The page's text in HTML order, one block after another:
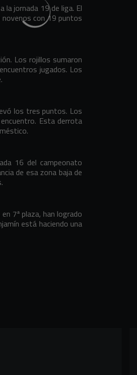
la jornada 19 de liga. El
con 19 puntos
Los rojillos sumaron
jugados. Los
los tres puntos. Los
Esta derrota
16 del campeonato
de esa zona baja de
7ª plaza, han logrado
está haciendo una